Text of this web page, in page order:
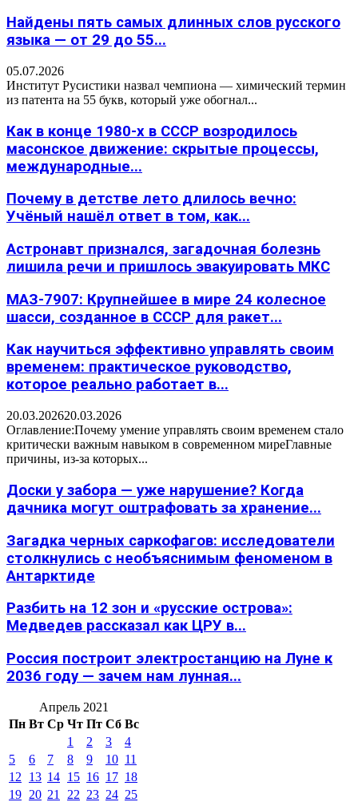
Найдены пять самых длинных слов русского
языка — от 29 до 55...
05.07.2026
Институт Русистики назвал чемпиона — химический термин
из патента на 55 букв, который уже обогнал...
Как в конце 1980-х в СССР возродилось
масонское движение: скрытые процессы,
международные...
Почему в детстве лето длилось вечно:
Учёный нашёл ответ в том, как...
Астронавт признался, загадочная болезнь
лишила речи и пришлось эвакуировать МКС
МАЗ-7907: Крупнейшее в мире 24 колесное
шасси, созданное в СССР для ракет...
Как научиться эффективно управлять своим
временем: практическое руководство,
которое реально работает в...
20.03.202620.03.2026
Оглавление:Почему умение управлять своим временем стало
критически важным навыком в современном миреГлавные
причины, из-за которых...
Доски у забора — уже нарушение? Когда
дачника могут оштрафовать за хранение...
Загадка черных саркофагов: исследователи
столкнулись с необъяснимым феноменом в
Антарктиде
Разбить на 12 зон и «русские острова»:
Медведев рассказал как ЦРУ в...
Россия построит электростанцию на Луне к
2036 году — зачем нам лунная...
Апрель 2021
Пн Вт Ср Чт Пт Сб Вс
1
2 3
4
5
6 7 8 9 10 11
12
13 14 15 16 17 18
19 20 21 22 23 24 25